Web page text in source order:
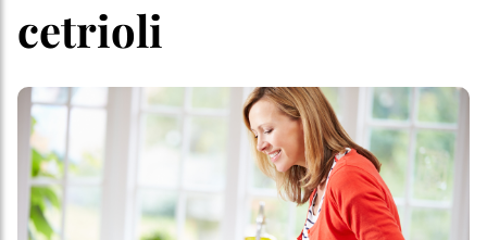
cetrioli